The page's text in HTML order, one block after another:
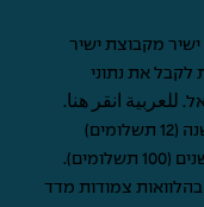
ישיר מקבוצת ישיר
לקבל את נתוני
للعربية انقر هنا.
התקופה המינימלית להחזר הלוואה הינה כשנה (12 תשלומים)
והמקסימלית להחזר הלוואה הינה כשמונה שנים (100 תשלומים).
צמודות מדד